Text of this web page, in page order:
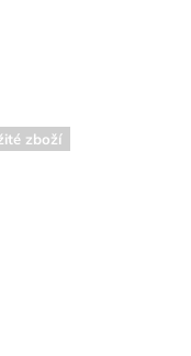
zboží